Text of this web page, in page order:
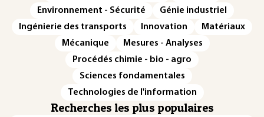
Environnement - Sécurité
Génie industriel
Ingénierie des transports
Innovation
Matériaux
Mécanique
Mesures - Analyses
Procédés chimie - bio - agro
Sciences fondamentales
Technologies de l'information
Recherches les plus populaires